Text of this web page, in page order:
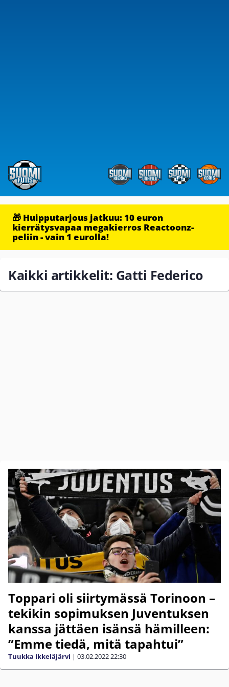
🎁 Huipputarjous jatkuu: 10 euron
kierrätysvapaa megakierros Reactoonz-
peliin - vain 1 eurolla!
Kaikki artikkelit: Gatti Federico
Toppari oli siirtymässä Torinoon –
tekikin sopimuksen Juventuksen
kanssa jättäen isänsä hämilleen:
”Emme tiedä, mitä tapahtui”
Tuukka Ikkeläjärvi | 03.02.202222:30